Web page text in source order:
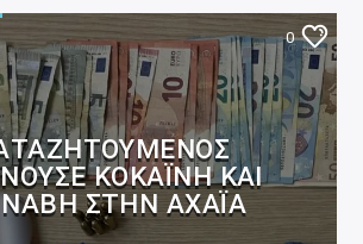
0
ΚΟΚΑΪ́ΝΗ ΚΑΙ
ΣΤΗΝ ΑΧΑΪ́Α